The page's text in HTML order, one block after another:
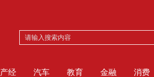
产经 汽车 教育 金融 消费